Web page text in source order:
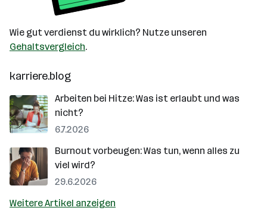
Wie gut verdienst du wirklich? Nutze unseren
Gehaltsvergleich.
karriere.blog
Arbeiten bei Hitze: Was ist erlaubt und was
nicht?
6.7.2026
Burnout vorbeugen: Was tun, wenn alles zu
viel wird?
29.6.2026
Weitere Artikel anzeigen